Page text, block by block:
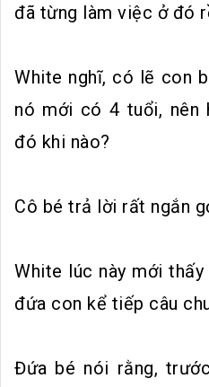
đã từng làm việc ở đó
White nghĩ, có lẽ con
nó mới có 4 tuổi, nên
đó khi nào?
Cô bé trả lời rất ngắn
White lúc này mới
đứa con kể tiếp câu
Đứa bé nói rằng,